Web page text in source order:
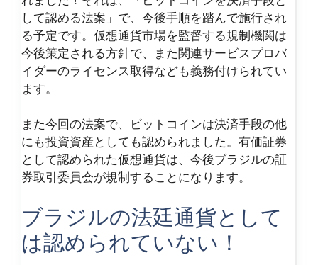
して認める法案」で、今後手順を踏んで施行され
る予定です。仮想通貨市場を監督する規制機関は
今後策定される方針で、また関連サービスプロバ
イダーのライセンス取得なども義務付けられてい
ます。
また今回の法案で、ビットコインは決済手段の他
にも投資資産としても認められました。有価証券
として認められた仮想通貨は、今後ブラジルの証
券取引委員会が規制することになります。
ブラジルの法廷通貨として
は認められていない！